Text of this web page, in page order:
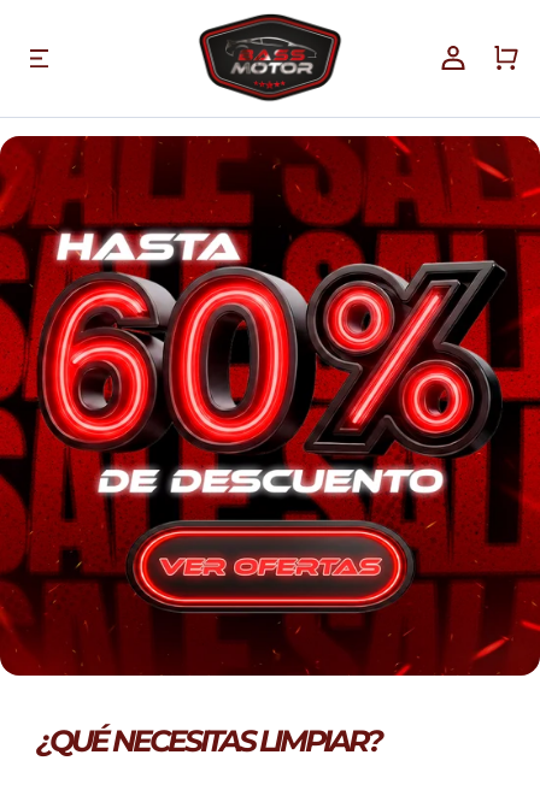
al contenido
Iniciar
sesión
Carrito
¿QUÉ NECESITAS LIMPIAR?